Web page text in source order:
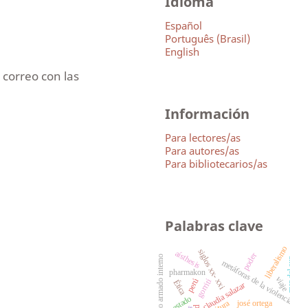
con las
Español
Português (Brasil)
English
Información
Para lectores/as
Para autores/as
Para bibliotecarios/as
Palabras clave
metáforas de la
siglos xx- xxi
josé ortega
claudia salazar
gorriti viaje
pharmakon
poder
perú
estado
liberalismo
Ética
aísthesis